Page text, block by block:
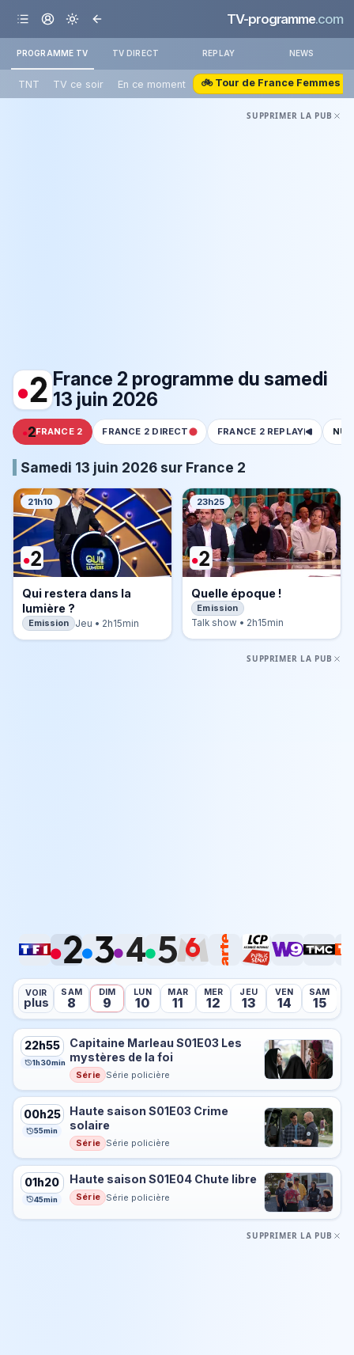
TV-programme.com
PROGRAMME TV TV DIRECT REPLAY NEWS
TNT TV ce soir En ce moment 🚲 Tour de France Femmes
SUPPRIMER LA PUB
France 2 programme du samedi
13 juin 2026
FRANCE 2 FRANCE 2 DIRECT FRANCE 2 REPLAY
Samedi 13 juin 2026 sur France 2
21h10
Qui restera dans la
lumière ?
Emission Jeu • 2h15min
23h25
Quelle époque !
Emission
Talk show • 2h15min
SUPPRIMER LA PUB
VOIR
plus
SAM
8
DIM
9
LUN
10
MAR
11
MER
12
JEU
13
VEN
14
SAM
15
22h55
1h30min
Capitaine Marleau S01E03 Les
mystères de la foi
Série Série policière
00h25
55min
Haute saison S01E03 Crime
solaire
Série Série policière
01h20
45min
Haute saison S01E04 Chute libre
Série Série policière
SUPPRIMER LA PUB